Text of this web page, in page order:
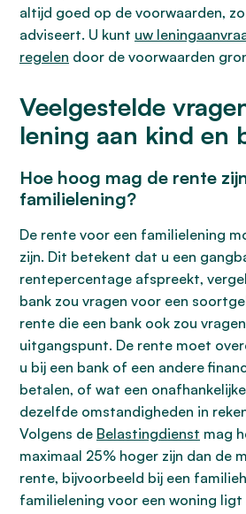
altijd goed op de voorwaarden,
adviseert. U kunt uw
regelen door de voorwaarden
Veelgestelde
lening aan kind en
Hoe hoog mag de rente
familielening?
De rente voor een familielening
zijn. Dit betekent dat u een
rentepercentage afspreekt,
bank zou vragen voor een
rente die een bank ook zou
uitgangspunt. De rente moet
u bij een bank of een andere
betalen, of wat een
dezelfde omstandigheden in
Volgens de Belastingdienst mag
maximaal 25% hoger zijn dan de
rente, bijvoorbeeld bij een
familielening voor een woning ligt